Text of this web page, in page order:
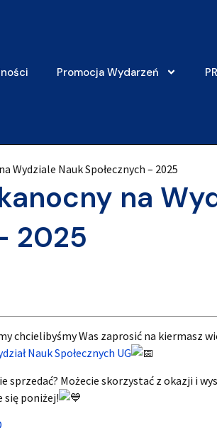
Promocja Wydarzeń
Wydziale Nauk Społecznych – 2025
na
2025
chcielibyśmy Was zaprosić na kiermasz
Nauk Społecznych UG
sprzedać? Możecie skorzystać z okazji i
się poniżej!